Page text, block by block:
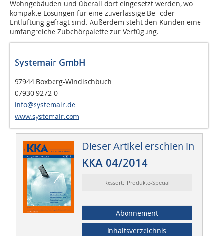
Wohngebäuden und überall dort eingesetzt werden, wo
kompakte Lösungen für eine zuverlässige Be- oder
Entlüftung gefragt sind. Außerdem steht den Kunden eine
umfangreiche Zubehörpalette zur Verfügung.
Systemair GmbH
97944 Boxberg-Windischbuch
07930 9272-0
info@systemair.de
www.systemair.com
Dieser Artikel erschien in
KKA 04/2014
Ressort: Produkte-Special
Abonnement
Inhaltsverzeichnis